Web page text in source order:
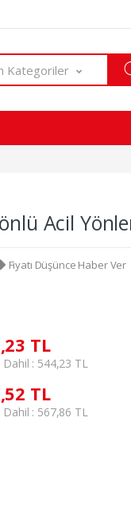
Kategoriler
Acil
Fiyatı Düşünce Haber Ver
TL
Dahil : 544,23 TL
TL
Dahil : 567,86 TL